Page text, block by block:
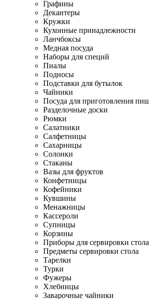
Графины
Декантеры
Кружки
Кухонные принадлежности
Ланчбоксы
Медная посуда
Наборы для специй
Пиалы
Подносы
Подставки для бутылок
Чайники
Посуда для приготовления
Разделочные доски
Рюмки
Салатники
Салфетницы
Сахарницы
Солонки
Стаканы
Вазы для фруктов
Конфетницы
Кофейники
Кувшины
Менажницы
Кассероли
Супницы
Корзины
Приборы для сервировки стола
Предметы сервировки стола
Тарелки
Турки
Фужеры
Хлебницы
Заварочные чайники